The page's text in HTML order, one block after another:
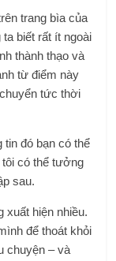
trang bìa của
biết rất ít ngoài
thành thạo và
từ điểm này
tức thời
đó bạn có thể
có thể tưởng
sau.
xuất hiện nhiều.
để thoát khỏi
chuyện – và